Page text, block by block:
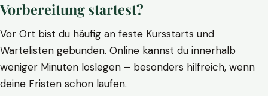
Vorbereitung startest?
Vor Ort bist du häufig an feste Kursstarts und
Wartelisten gebunden. Online kannst du innerhalb
weniger Minuten loslegen – besonders hilfreich, wenn
deine Fristen schon laufen.